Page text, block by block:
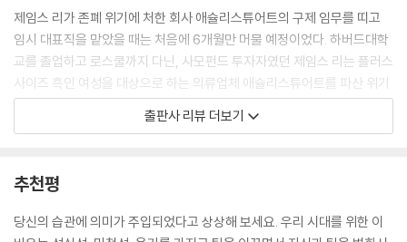
를 창출하지 못하는 그 ‘자산’은 사실상 자산이 아닌 부채라고 나는 설명했
다. 그다음에 내 입에서 나온 말은 나도 놀라게 했다. “하지만 저는 이 방에
있는 누구도 패닉에 빠지길 원치 않아요. 저는 다정함과 수학을 회사의 중
심에 두면 우리가 함께 이 난국을 벗어날 수 있을 거라고 생각합니다.”
다정함. 대체 어디서 튀어나온 단어란 말인가? 내가 자주 쓰는 말도 아니었
다. 솔직히 말해서 견진성사를 준비하던 주일학교 시절 이후로는 써본 적
이 없었다. 나는 그들에게 착함이나 정중함을 요구하고 있지 않았다. 나는
--- p.63
어떤 투자사들은 애슐리스튜어트의 인구학적 생소함을 지적했다. 그들에
제임스 리가 존폐 위기에 처한 회사 애슐리스튜어트의 구제 임무를 띠고
임시 대표직을 맡았을 때는 처음에 6개월만 머물 예정이었다. 하버드대학
교를 졸업하고 로스쿨까지 다닌, 사모펀드 투자자였던 제임스 리는 플러스
사이즈 흑인 여성을 대상으로 하는 의류업체 애슐리스튜어트를 파산 위기
에서 구하고 마지막 기회를 주기 위해서 온 것이다. 그 과정은 쉽지 않았다.
켜켜이 먼지가 쌓인 창고 속 재고를 찾아내고, 『전쟁과 평화』 두께의 운영
급수적 성장을 달성했다.
이 이야기의 주인공 제임스 리는 애슐리스튜어트에서의 성공 경험과 이민
출판사 리뷰 더보기
추천평
당신의 습관에 의미가 주입되었다고 상상해 보세요. 우리 시대를 위한 이